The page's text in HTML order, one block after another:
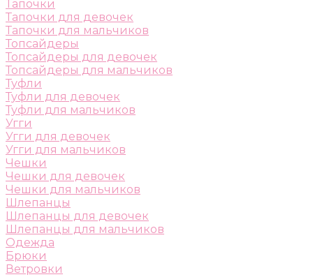
Тапочки
Тапочки для девочек
Тапочки для мальчиков
Топсайдеры
Топсайдеры для девочек
Топсайдеры для мальчиков
Туфли
Туфли для девочек
Туфли для мальчиков
Угги
Угги для девочек
Угги для мальчиков
Чешки
Чешки для девочек
Чешки для мальчиков
Шлепанцы
Шлепанцы для девочек
Шлепанцы для мальчиков
Одежда
Брюки
Ветровки